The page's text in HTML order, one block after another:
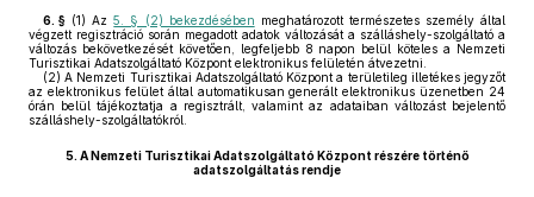
6. § (1) Az5. § (2) bekezdésében meghatározott természetes személy által
végzett regisztráció során megadott adatok változását a szálláshely-szolgáltató a
változás bekövetkezését követően, legfeljebb 8 napon belül köteles a Nemzeti
Turisztikai Adatszolgáltató Központ elektronikus felületén átvezetni.
(2) A Nemzeti Turisztikai Adatszolgáltató Központ a területileg illetékes jegyzőt
az elektronikus felület által automatikusan generált elektronikus üzenetben 24
órán belül tájékoztatja a regisztrált, valamint az adataiban változást bejelentő
szálláshely-szolgáltatókról.
5. A Nemzeti Turisztikai Adatszolgáltató Központ részére történő
adatszolgáltatás rendje